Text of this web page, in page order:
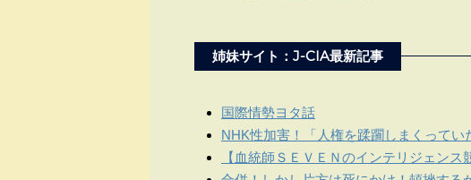
姉妹サイト：J-CIA最新記事
国際情勢ヨタ話
NHK性加害！「人権を蹂躙しまくって
【血統師ＳＥＶＥＮのインテリジェンス